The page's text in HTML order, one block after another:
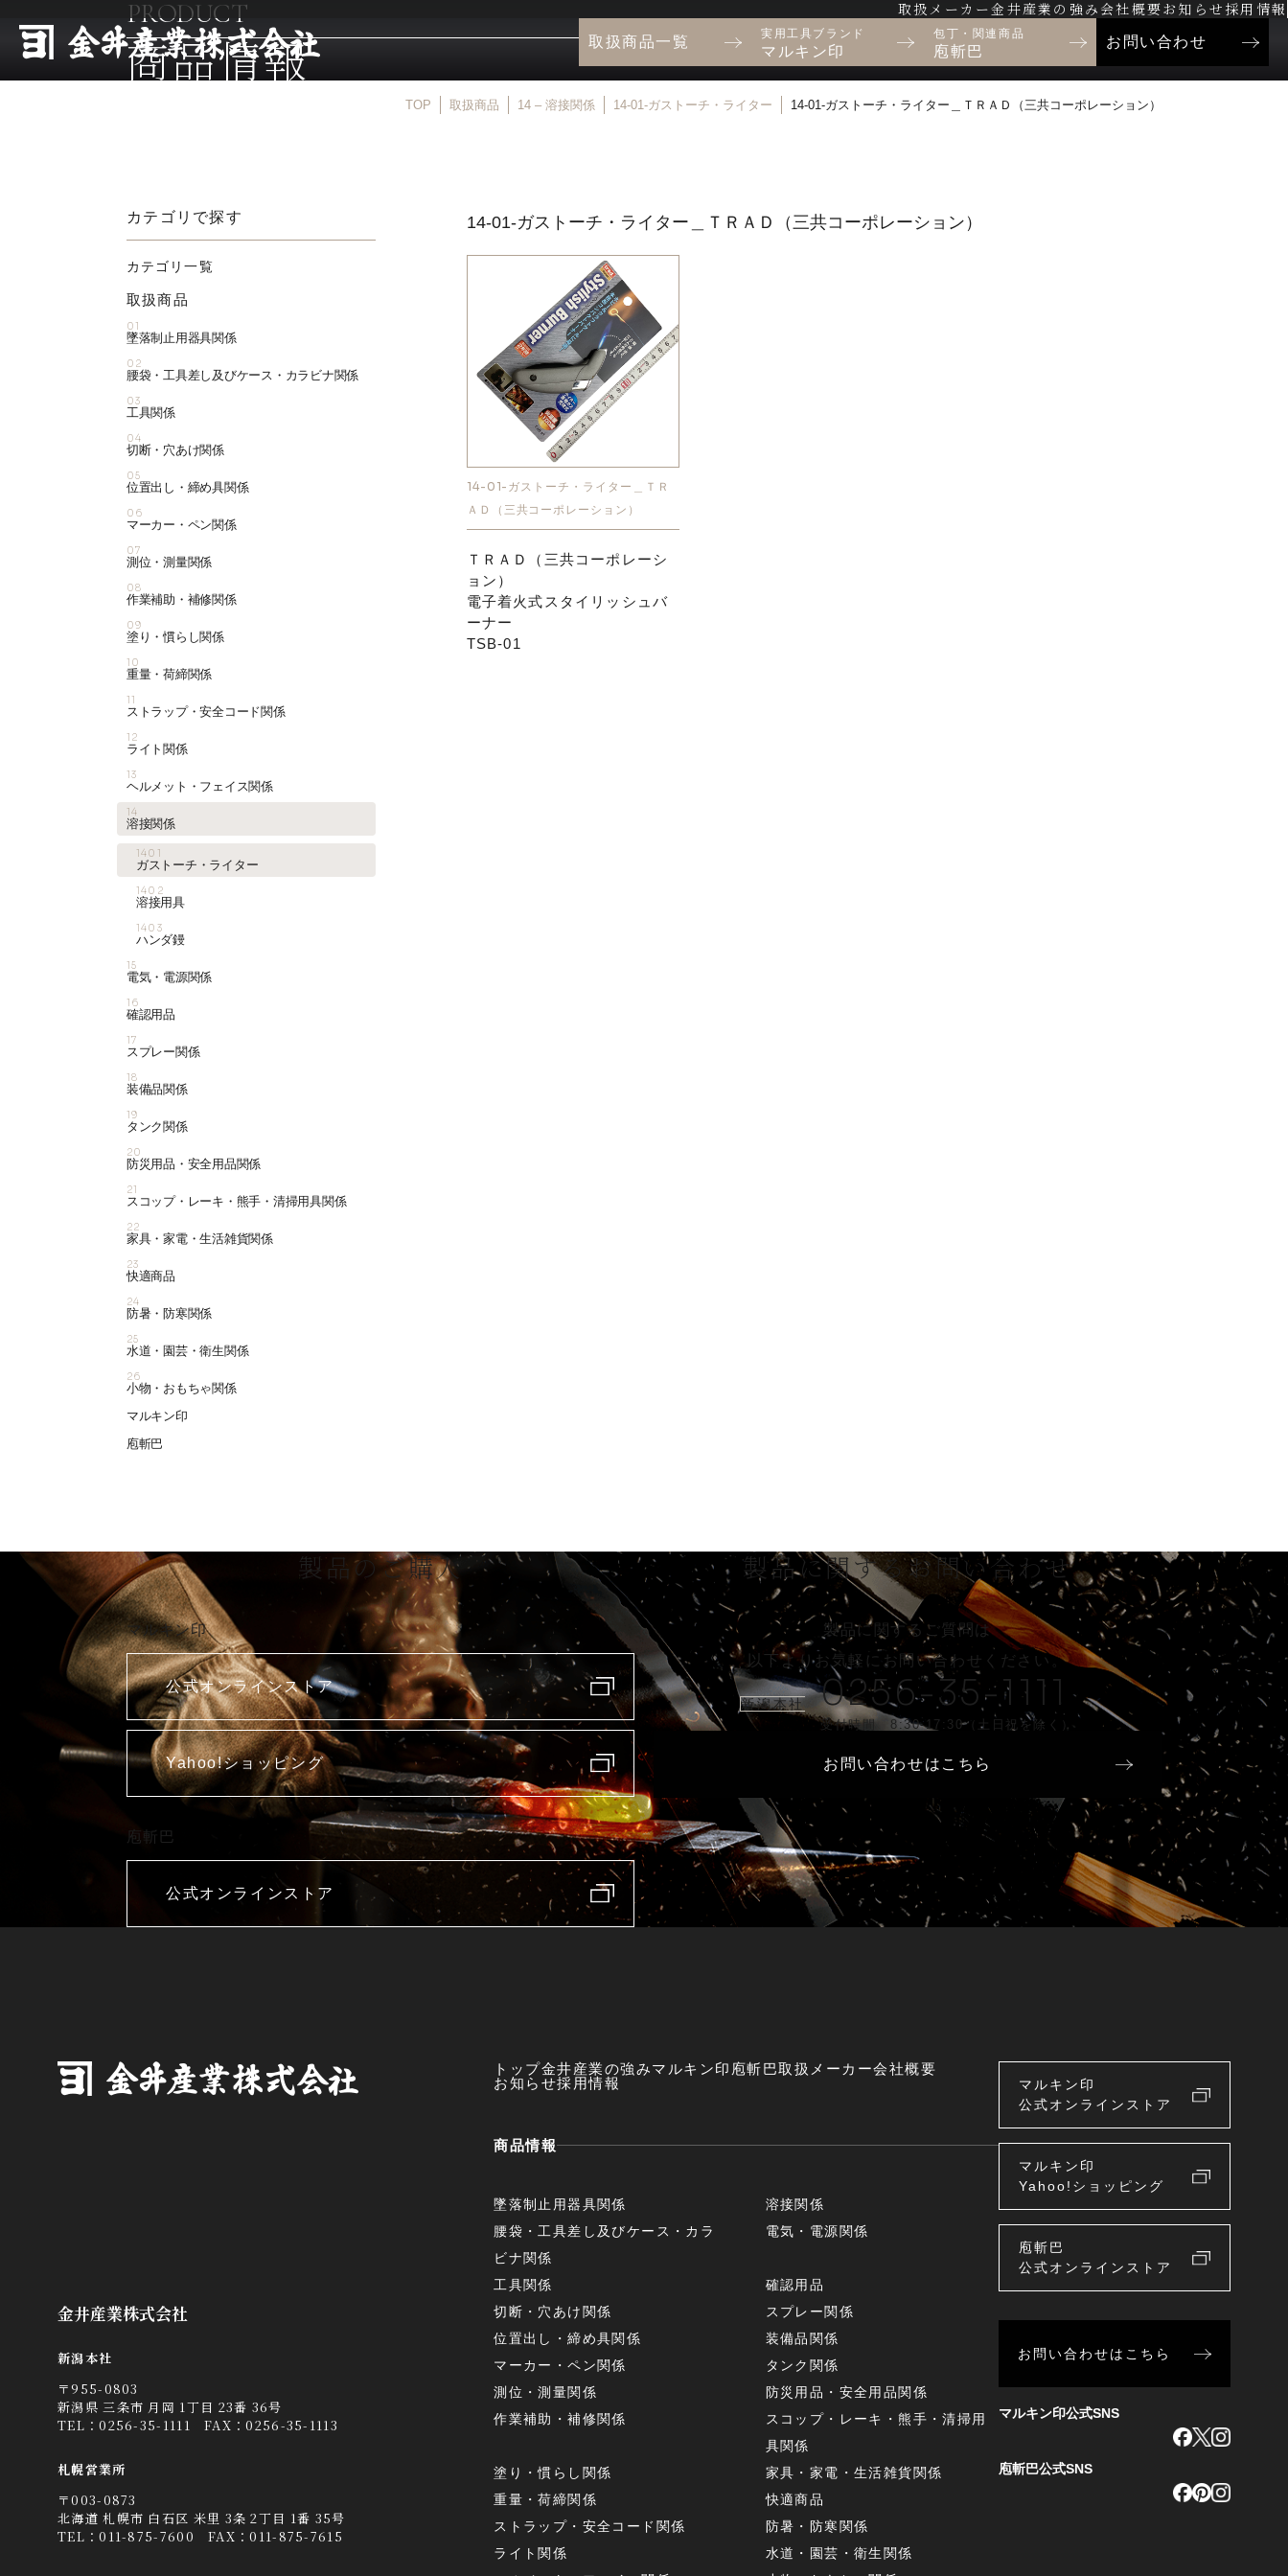
取扱メーカー金井産業の強み 会社概要お知らせ 採用情報
取扱商品一覧 実用工具ブランド
マルキン印
包丁・関連商品
庖斬巴
お問い合わせ
PRODUCT
商品情報
TOP 取扱商品 14 – 溶接関係 14-01-ガストーチ・ライター 14-01-ガストーチ・ライター＿ＴＲＡＤ（三共コーポレーション）
14-01-ガストーチ・ライター＿ＴＲＡＤ（三共コーポレーション）
14-01-ガストーチ・ライター＿ＴＲ
ＡＤ（三共コーポレーション）
ＴＲＡＤ（三共コーポレーシ
ョン）
電子着火式スタイリッシュバ
ーナー
TSB-01
カテゴリで探す
カテゴリ一覧
取扱商品
01
墜落制止用器具関係
02
腰袋・工具差し及びケース・カラビナ関係
03
工具関係
04
切断・穴あけ関係
05
位置出し・締め具関係
06
マーカー・ペン関係
07
測位・測量関係
08
作業補助・補修関係
09
塗り・慣らし関係
10
重量・荷締関係
11
ストラップ・安全コード関係
12
ライト関係
13
ヘルメット・フェイス関係
14
溶接関係
1401
ガストーチ・ライター
1402
溶接用具
1403
ハンダ鏝
15
電気・電源関係
16
確認用品
17
スプレー関係
18
装備品関係
19
タンク関係
20
防災用品・安全用品関係
21
スコップ・レーキ・熊手・清掃用具関係
22
家具・家電・生活雑貨関係
23
快適商品
24
防暑・防寒関係
25
水道・園芸・衛生関係
26
小物・おもちゃ関係
マルキン印
庖斬巴
製品のご購入
マルキン印
公式オンラインストア
Yahoo!ショッピング
庖斬巴
公式オンラインストア
製品に関するお問い合わせ
製品に関するご質問は
以下よりお気軽に
お問い合わせください。
新潟本社 0256-35-1111
受付時間 8:30-17:30（土日祝を除く）
お問い合わせはこちら
金井産業株式会社
新潟本社
〒955-0803
新潟県 三条市 月岡 1丁目 23番 36号
TEL：0256-35-1111 FAX：0256-35-1113
札幌営業所
〒003-0873
北海道 札幌市 白石区 米里 3条 2丁目 1番 35号
TEL：011-875-7600 FAX：011-875-7615
トップ金井産業の強みマルキン印 庖斬巴取扱メーカー会社概要
お知らせ採用情報
商品情報
墜落制止用器具関係
腰袋・工具差し及びケース・カラ
ビナ関係
工具関係
切断・穴あけ関係
位置出し・締め具関係
マーカー・ペン関係
測位・測量関係
作業補助・補修関係
塗り・慣らし関係
重量・荷締関係
ストラップ・安全コード関係
ライト関係
溶接関係
電気・電源関係
確認用品
スプレー関係
装備品関係
タンク関係
防災用品・安全用品関係
スコップ・レーキ・熊手・清掃用
具関係
家具・家電・生活雑貨関係
快適商品
防暑・防寒関係
水道・園芸・衛生関係
マルキン印
公式オンラインストア
マルキン印
Yahoo!ショッピング
庖斬巴
公式オンラインストア
お問い合わせはこちら
マルキン印公式SNS
庖斬巴公式SNS